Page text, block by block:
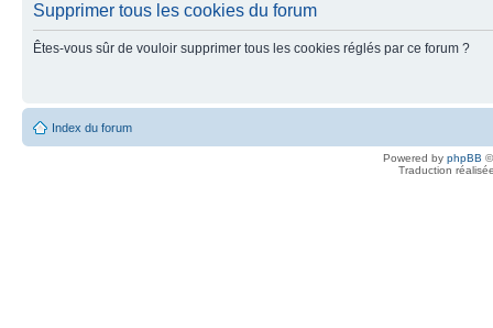
Supprimer tous les cookies du forum
Êtes-vous sûr de vouloir supprimer tous les cookies réglés par ce forum ?
Index du forum
Powered by phpBB
Traduction